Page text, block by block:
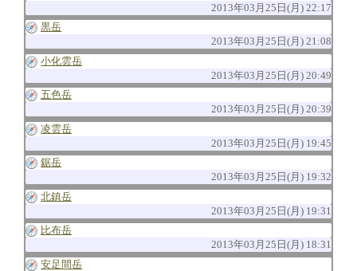
2013年03月25日(月) 22:17
黒岳
2013年03月25日(月) 21:08
小化雲岳
2013年03月25日(月) 20:49
五色岳
2013年03月25日(月) 20:39
凌雲岳
2013年03月25日(月) 19:45
鋸岳
2013年03月25日(月) 19:32
北鎮岳
2013年03月25日(月) 19:31
比布岳
2013年03月25日(月) 18:31
安足間岳